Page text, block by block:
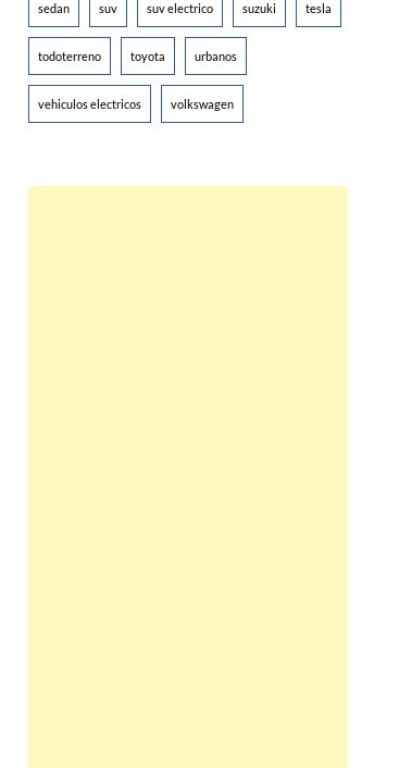
sedan suv suv electrico suzuki tesla
todoterreno toyota urbanos
vehiculos electricos volkswagen